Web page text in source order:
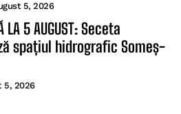
5, 2026
LA 5 AUGUST: Seceta
spațiul hidrografic Someș-
5, 2026